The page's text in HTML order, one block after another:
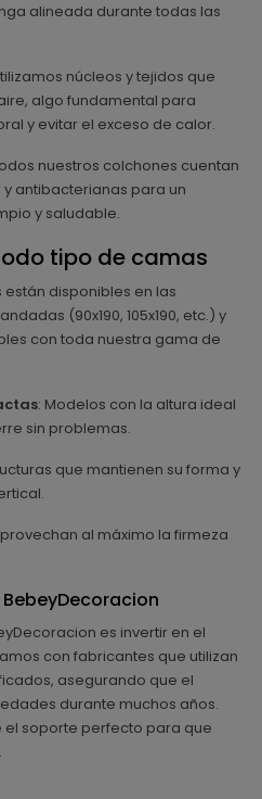
alineada durante todas las
núcleos y tejidos que
algo fundamental para
y evitar el exceso de calor.
nuestros colchones cuentan
antibacterianas para un
y saludable.
tipo de camas
disponibles en las
(90x190, 105x190, etc.) y
con toda nuestra gama de
: Modelos con la altura ideal
sin problemas.
que mantienen su forma y
al máximo la firmeza
es invertir en el
con fabricantes que utilizan
asegurando que el
durante muchos años.
el soporte perfecto para que